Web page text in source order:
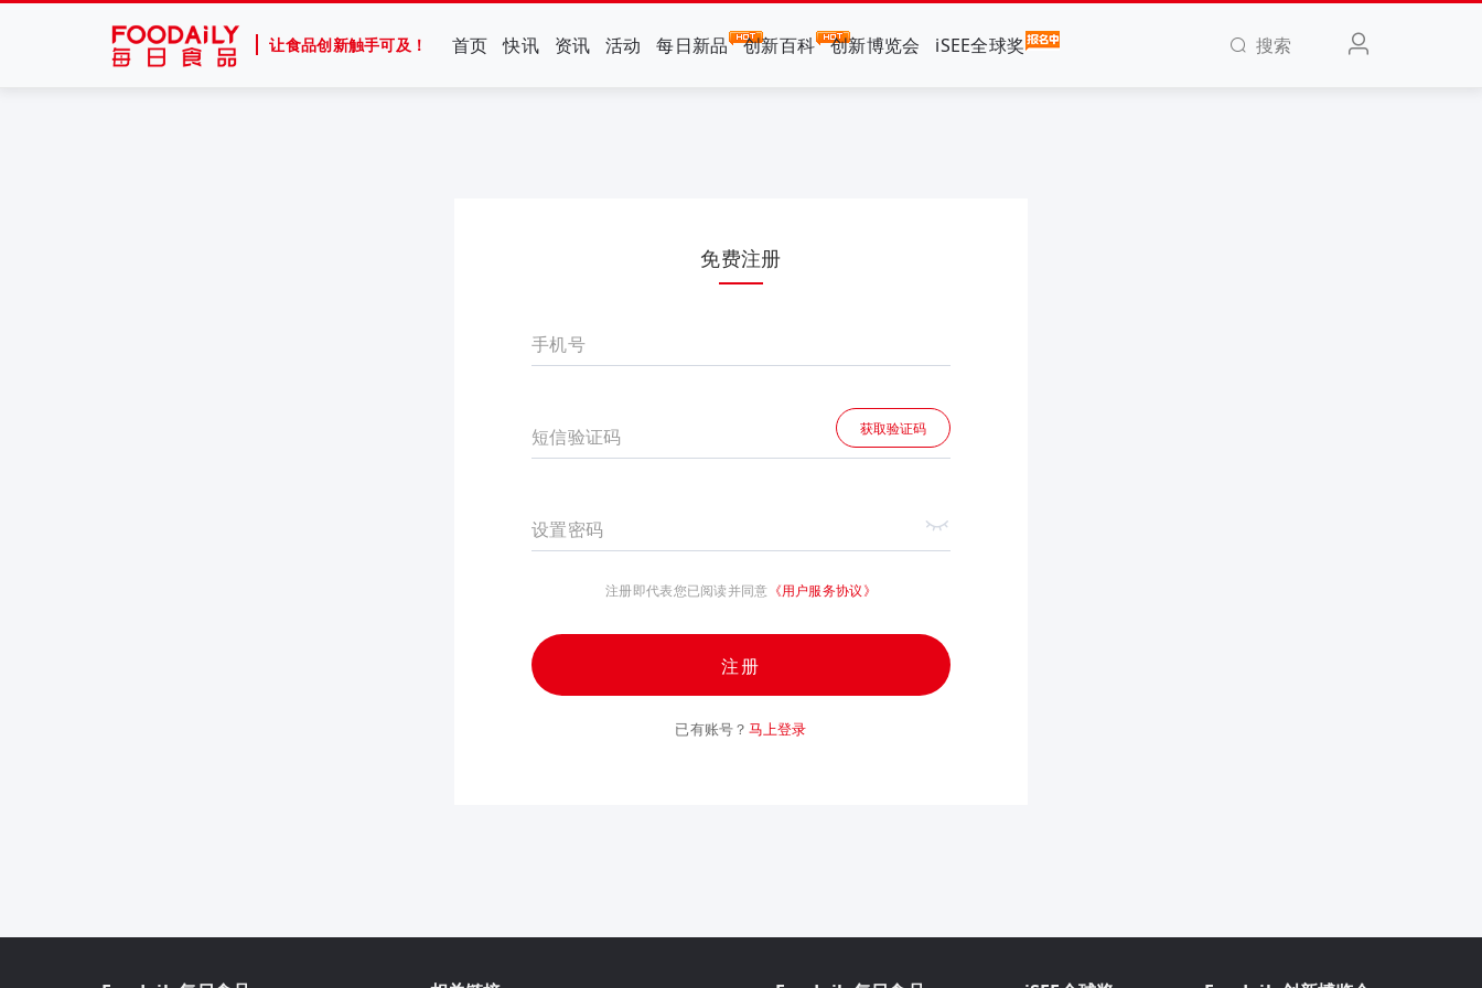
让食品创新触手可及！ 首页 快讯 资讯 活动 每日新品 创新百科 创新博览会 iSEE全球奖 搜索
免费注册
手机号
短信验证码 获取验证码
设置密码
注册即代表您已阅读并同意 《用户服务协议》
注册
已有账号？ 马上登录